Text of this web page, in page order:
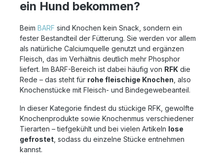
entnehmbaren kleineren Brocken in
wiederverschließbarem Beutel. Gewünschte
Beutel wieder verschließen und den Beutel
zurück ins Eisfach legen. Ideal für eine
saubere und einfache Portionierung.
Knochen bitte nur unter Aufsicht füttern und
nur roh geben. Erhitzte Knochen können
splittern.
ein Hund bekommen?
Beim BARF sind Knochen kein Snack, sondern ein
fester Bestandteil der Fütterung. Sie werden vor allem
als natürliche Calciumquelle genutzt und ergänzen
Fleisch, das im Verhältnis deutlich mehr Phosphor
liefert. Im BARF-Bereich ist dabei häufig von RFK die
Rede – das steht für rohe fleischige Knochen , also
Knochenstücke mit Fleisch- und Bindegewebeanteil.
In dieser Kategorie findest du stückige RFK, gewolfte
Knochenprodukte sowie Knochenmus verschiedener
Tierarten – tiefgekühlt und bei vielen Artikeln lose
gefrostet , sodass du einzelne Stücke entnehmen
kannst.